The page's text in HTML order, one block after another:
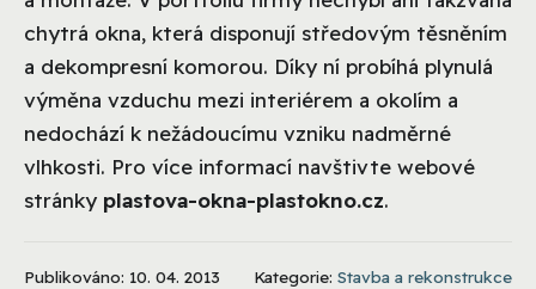
chytrá okna, která disponují středovým těsněním
a dekompresní komorou. Díky ní probíhá plynulá
výměna vzduchu mezi interiérem a okolím a
nedochází k nežádoucímu vzniku nadměrné
vlhkosti. Pro více informací navštivte webové
stránky plastova-okna-plastokno.cz.
Publikováno: 10. 04. 2013 Kategorie: Stavba a rekonstrukce